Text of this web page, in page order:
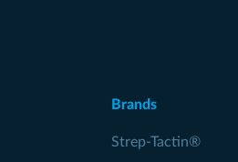
Brands
Strep-Tactin®